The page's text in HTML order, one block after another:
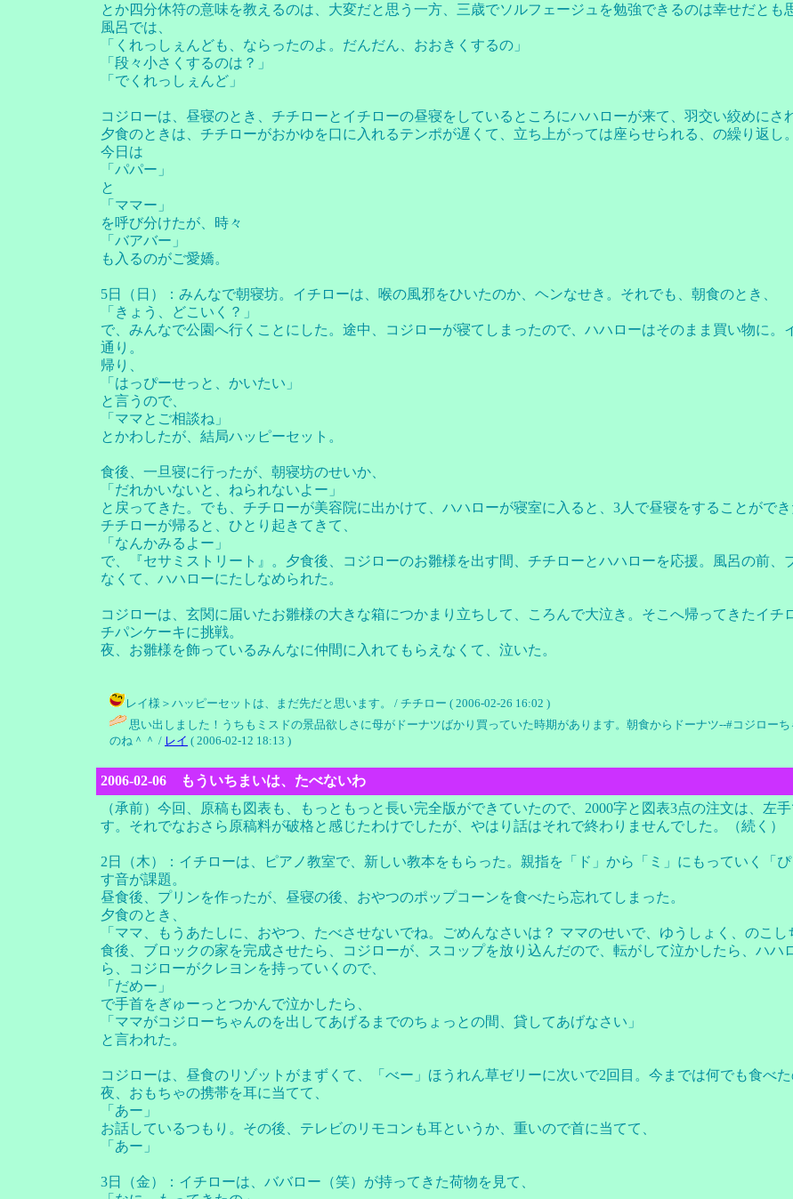
とか四分休符の意味を教えるのは、大変だと思う一方、三歳でソルフェージュを勉強できるのは幸せだとも
風呂では、
「くれっしぇんども、ならったのよ。だんだん、おおきくするの」
「段々小さくするのは？」
「でくれっしぇんど」
コジローは、昼寝のとき、チチローとイチローの昼寝をしているところにハハローが来て、羽交い絞めにさ
夕食のときは、チチローがおかゆを口に入れるテンポが遅くて、立ち上がっては座らせられる、の繰り返し。
今日は
「パパー」
と
「ママー」
を呼び分けたが、時々
「バアバー」
も入るのがご愛嬌。
5日（日）：みんなで朝寝坊。イチローは、喉の風邪をひいたのか、ヘンなせき。それでも、朝食のとき、
「きょう、どこいく？」
で、みんなで公園へ行くことにした。途中、コジローが寝てしまったので、ハハローはそのまま買い物に
通り。
帰り、
「はっぴーせっと、かいたい」
と言うので、
「ママとご相談ね」
とかわしたが、結局ハッピーセット。
食後、一旦寝に行ったが、朝寝坊のせいか、
「だれかいないと、ねられないよー」
と戻ってきた。でも、チチローが美容院に出かけて、ハハローが寝室に入ると、3人で昼寝をすることができ
チチローが帰ると、ひとり起きてきて、
「なんかみるよー」
で、『セサミストリート』。夕食後、コジローのお雛様を出す間、チチローとハハローを応援。風呂の前、
なくて、ハハローにたしなめられた。
コジローは、玄関に届いたお雛様の大きな箱につかまり立ちして、ころんで大泣き。そこへ帰ってきたイ
チパンケーキに挑戦。
夜、お雛様を飾っているみんなに仲間に入れてもらえなくて、泣いた。
レイ様＞ハッピーセットは、まだ先だと思います。 / チチロー ( 2006-02-26 16:02 )
思い出しました！うちもミスドの景品欲しさに母がドーナツばかり買っていた時期があります。朝食からドーナツ--#コジロー
のね＾＾ / レイ ( 2006-02-12 18:13 )
2006-02-06 もういちまいは、たべないわ
（承前）今回、原稿も図表も、もっともっと長い完全版ができていたので、2000字と図表3点の注文は、左
す。それでなおさら原稿料が破格と感じたわけでしたが、やはり話はそれで終わりませんでした。（続く）
2日（木）：イチローは、ピアノ教室で、新しい教本をもらった。親指を「ド」から「ミ」にもっていく「
す音が課題。
昼食後、プリンを作ったが、昼寝の後、おやつのポップコーンを食べたら忘れてしまった。
夕食のとき、
「ママ、もうあたしに、おやつ、たべさせないでね。ごめんなさいは？ ママのせいで、ゆうしょく、のこし
食後、ブロックの家を完成させたら、コジローが、スコップを放り込んだので、転がして泣かしたら、ハハ
ら、コジローがクレヨンを持っていくので、
「だめー」
で手首をぎゅーっとつかんで泣かしたら、
「ママがコジローちゃんのを出してあげるまでのちょっとの間、貸してあげなさい」
と言われた。
コジローは、昼食のリゾットがまずくて、「べー」ほうれん草ゼリーに次いで2回目。今までは何でも食べ
夜、おもちゃの携帯を耳に当てて、
「あー」
お話しているつもり。その後、テレビのリモコンも耳というか、重いので首に当てて、
「あー」
3日（金）：イチローは、ババロー（笑）が持ってきた荷物を見て、